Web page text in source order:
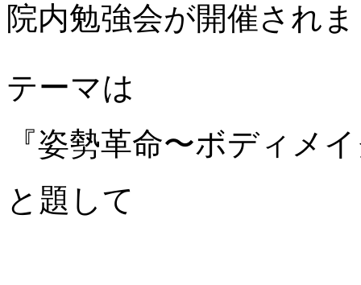
院内勉強会が開催され
テーマは
『姿勢革命〜ボディメ
と題して